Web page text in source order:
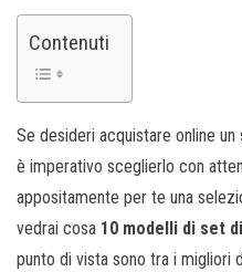
Contenuti
Se desideri acquistare online
è imperativo sceglierlo con
appositamente per te una
vedrai cosa 10 modelli di set
punto di vista sono tra i migliori